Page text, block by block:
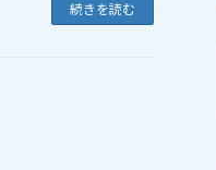
続きを読む